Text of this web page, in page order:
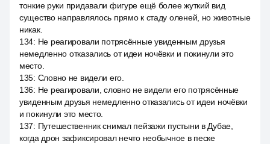
тонкие руки придавали фигуре ещё более жуткий вид
существо направлялось прямо к стаду оленей, но животные
никак.
134: Не реагировали потрясённые увиденным друзья
немедленно отказались от идеи ночёвки и покинули это
место.
135: Словно не видели его.
136: Не реагировали, словно не видели его потрясённые
увиденным друзья немедленно отказались от идеи ночёвки
и покинули это место.
137: Путешественник снимал пейзажи пустыни в Дубае,
когда дрон зафиксировал нечто необычное в песке